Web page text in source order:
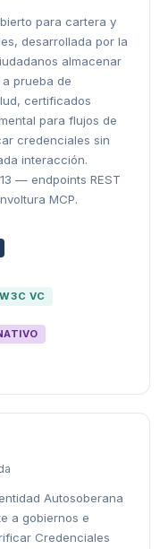
para cartera y
desarrollada por la
almacenar
prueba de
certificados
para flujos de
credenciales sin
interacción.
— endpoints REST
MCP.
VC
Autosoberana
a gobiernos e
Credenciales